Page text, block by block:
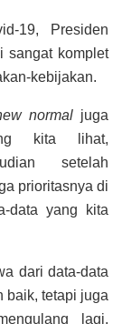
19, Presiden
sangat komplet
kebijakan.
normal juga
kita lihat,
setelah
prioritasnya di
data yang kita
dari data-data
baik, tetapi juga
lagi,